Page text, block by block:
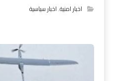
اخبار امنية,اخبار سياسية